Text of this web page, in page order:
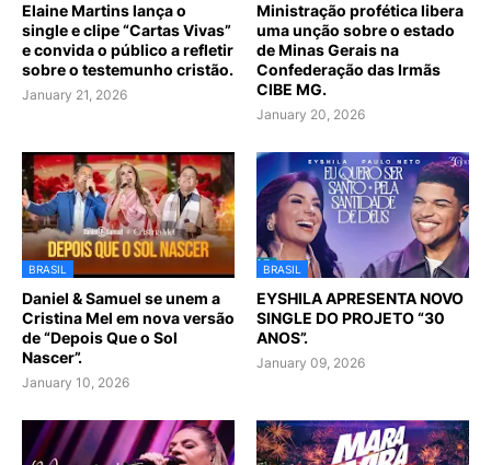
Elaine Martins lança o
single e clipe “Cartas Vivas”
e convida o público a refletir
sobre o testemunho cristão.
January 21, 2026
Ministração profética libera
uma unção sobre o estado
de Minas Gerais na
Confederação das Irmãs
CIBE MG.
January 20, 2026
BRASIL
Daniel & Samuel se unem a
Cristina Mel em nova versão
de “Depois Que o Sol
Nascer”.
January 10, 2026
BRASIL
EYSHILA APRESENTA NOVO
SINGLE DO PROJETO “30
ANOS”.
January 09, 2026